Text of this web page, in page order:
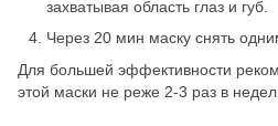
захватывая область глаз и губ.
Через 20 мин маску снять
Для большей эффективности
этой маски не реже 2-3 раз в